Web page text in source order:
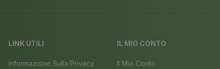
LINK UTILI
Informazione Sulla Privacy
IL MIO CONTO
Il Mio Conto